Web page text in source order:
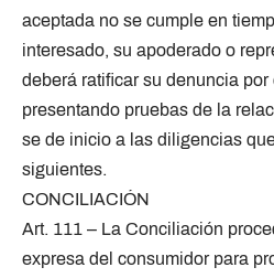
aceptada no se cumple en
interesado, su apoderado o
deberá ratificar su denuncia
presentando pruebas de la
se de inicio a las diligencias
siguientes.
CONCILIACIÓN
Art. 111 – La Conciliación
expresa del consumidor para